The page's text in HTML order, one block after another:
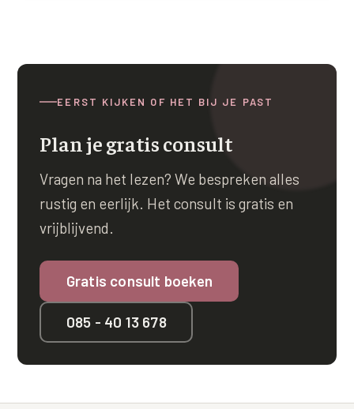
EERST KIJKEN OF HET BIJ JE PAST
Plan je gratis consult
Vragen na het lezen? We bespreken alles
rustig en eerlijk. Het consult is gratis en
vrijblijvend.
Gratis consult boeken
085 - 40 13 678